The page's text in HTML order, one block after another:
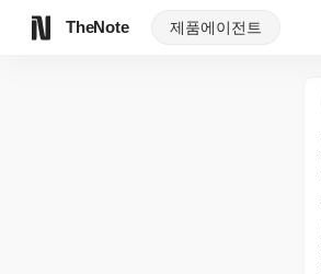
TheNote 제품에이전트